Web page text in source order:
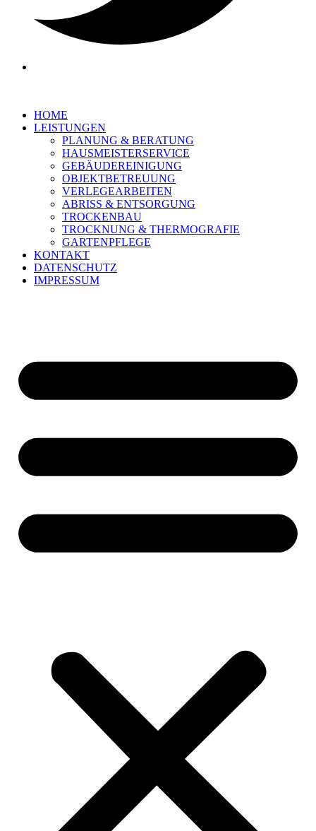
HOME
LEISTUNGEN
PLANUNG & BERATUNG
HAUSMEISTERSERVICE
GEBÄUDEREINIGUNG
OBJEKTBETREUUNG
VERLEGEARBEITEN
ABRISS & ENTSORGUNG
TROCKENBAU
TROCKNUNG & THERMOGRAFIE
GARTENPFLEGE
KONTAKT
DATENSCHUTZ
IMPRESSUM